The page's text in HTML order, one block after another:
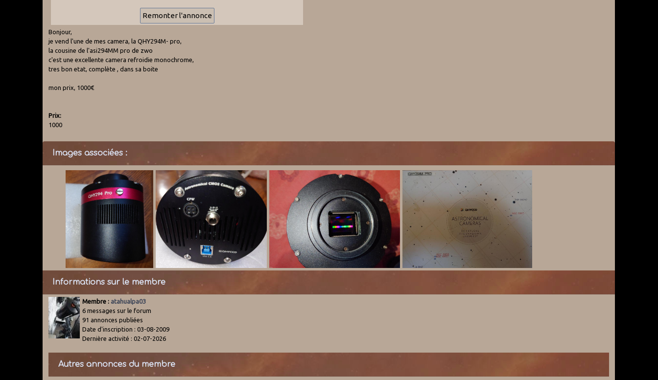
Bonjour,
je vend l'une de mes camera, la QHY294M- pro,
la cousine de l'asi294MM pro de zwo
c'est une excellente camera refroidie monochrome,
tres bon etat, complète , dans sa boite
mon prix, 1000€
Prix:
1000
Images associées :
Informations sur le membre
Membre : atahualpa03
6 messages sur le forum
91 annonces publiées
Date d'inscription : 03-08-2009
Dernière activité : 02-07-2026
Autres annonces du membre